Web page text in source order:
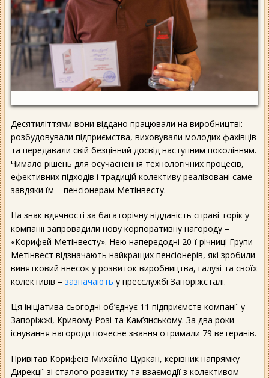
Десятиліттями вони віддано працювали на виробництві:
розбудовували підприємства, виховували молодих фахівців
та передавали свій безцінний досвід наступним поколінням.
Чимало рішень для осучаснення технологічних процесів,
ефективних підходів і традицій колективу реалізовані саме
завдяки їм – пенсіонерам Метінвесту.
На знак вдячності за багаторічну відданість справі торік у
компанії запровадили нову корпоративну нагороду –
«Корифей Метінвесту». Нею напередодні 20-ї річниці Групи
Метінвест відзначають найкращих пенсіонерів, які зробили
винятковий внесок у розвиток виробництва, галузі та своїх
колективів – зазначають у пресслужбі Запоріжсталі.
Ця ініціатива сьогодні об’єднує 11 підприємств компанії у
Запоріжжі, Кривому Розі та Кам’янському. За два роки
існування нагороди почесне звання отримали 79 ветеранів.
Привітав Корифеїв Михайло Цуркан, керівник напрямку
Дирекції зі сталого розвитку та взаємодії з колективом